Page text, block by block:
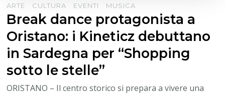
ARTE CULTURA EVENTI MUSICA
Break dance protagonista a
Oristano: i Kineticz debuttano
in Sardegna per “Shopping
sotto le stelle”
ORISTANO – Il centro storico si prepara a vivere una